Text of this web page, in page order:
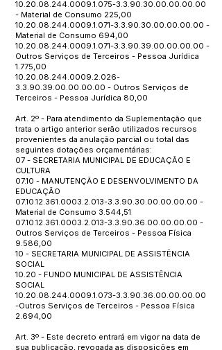
10.20.08.244.0009.1.075-3.3.90.30.00.00.00.00
- Material de Consumo 225,00
10.20.08.244.0009.1.071-3.3.90.30.00.00.00.00 -
Material de Consumo 694,00
10.20.08.244.0009.1.071-3.3.90.39.00.00.00.00 -
Outros Serviços de Terceiros - Pessoa Jurídica
1.775,00
10.20.08.244.0009.2.026-
3.3.90.39.00.00.00.00 - Outros Serviços de
Terceiros - Pessoa Jurídica 80,00
Art. 2º - Para atendimento da Suplementação que
trata o artigo anterior serão utilizados recursos
provenientes da anulação parcial ou total das
seguintes dotações orçamentárias:
07 - SECRETARIA MUNICIPAL DE EDUCAÇÃO E
CULTURA
07.10 - MANUTENÇÃO E DESENVOLVIMENTO DA
EDUCAÇÃO
07.10.12.361.0003.2.013-3.3.90.30.00.00.00.00 -
Material de Consumo 3.544,51
07.10.12.361.0003.2.013-3.3.90.36.00.00.00.00 -
Outros Serviços de Terceiros - Pessoa Física
9.586,00
10 - SECRETARIA MUNICIPAL DE ASSISTÊNCIA
SOCIAL
10.20 - FUNDO MUNICIPAL DE ASSISTÊNCIA
SOCIAL
10.20.08.244.0009.1.073-3.3.90.36.00.00.00.00
-Outros Serviços de Terceiros - Pessoa Física
2.694,00
Art. 3º - Este decreto entrará em vigor na data de
sua publicação, revogada as disposições em